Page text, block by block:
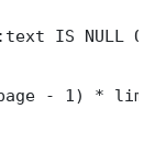
IS NULL
- 1) *